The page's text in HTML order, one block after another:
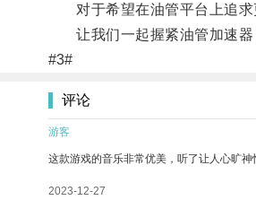
对于希望在油管平台上追求
让我们一起握紧油管加速器
#3#
评论
游客
这款游戏的音乐非常优美，听了让人心旷神
2023-12-27